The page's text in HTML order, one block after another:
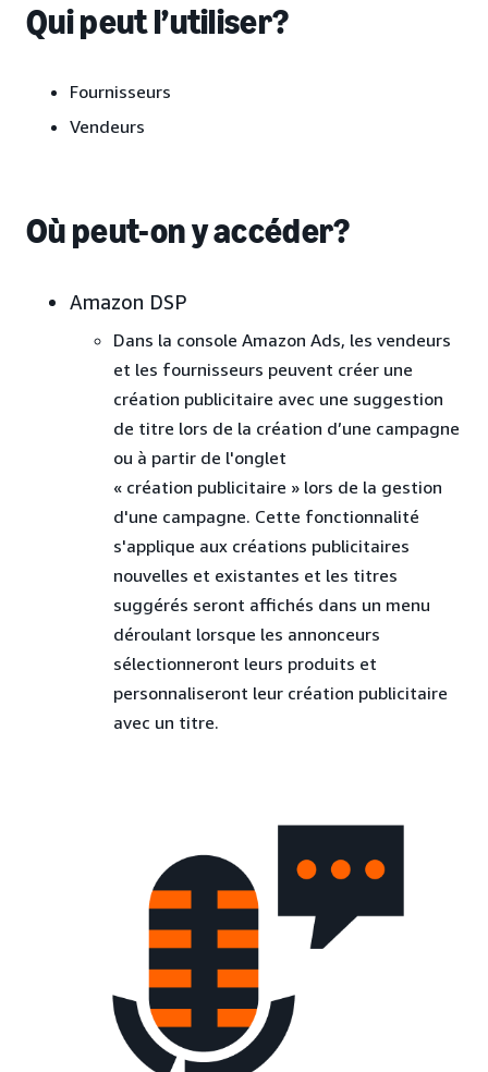
Qui peut l’utiliser?
Fournisseurs
Vendeurs
Où peut-on y accéder?
Amazon DSP
Dans la console Amazon Ads, les vendeurs
et les fournisseurs peuvent créer une
création publicitaire avec une suggestion
de titre lors de la création d’une campagne
ou à partir de l'onglet
« création publicitaire » lors de la gestion
d'une campagne. Cette fonctionnalité
s'applique aux créations publicitaires
nouvelles et existantes et les titres
suggérés seront affichés dans un menu
déroulant lorsque les annonceurs
sélectionneront leurs produits et
personnaliseront leur création publicitaire
avec un titre.